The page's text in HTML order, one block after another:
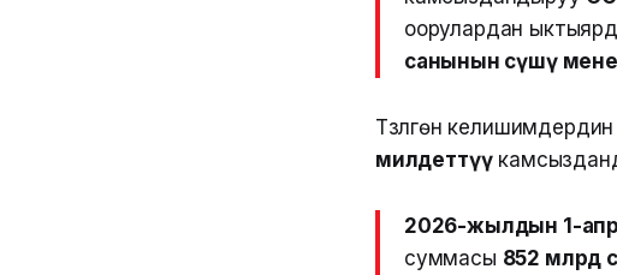
оорулардан
санынын өсүшү
Түзүлгөн
милдеттүү
2026-жылдын 1-
суммасы 852 млрд